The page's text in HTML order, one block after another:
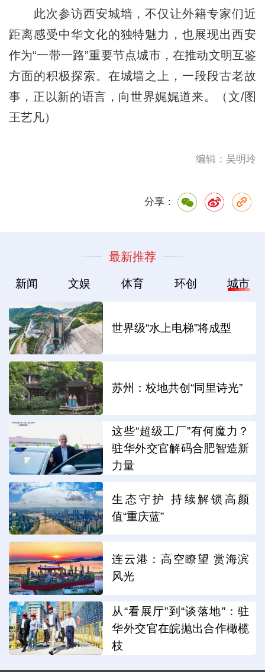
此次参访西安城墙，不仅让外籍专家们近
距离感受中华文化的独特魅力，也展现出西安
作为“一带一路”重要节点城市，在推动文明互鉴
方面的积极探索。在城墙之上，一段段古老故
事，正以新的语言，向世界娓娓道来。（文/图
王艺凡）
编辑：吴明玲
分享：
最新推荐
新闻 文娱 体育 环创 城市
世界级“水上电梯”将成型
苏州：校地共创“同里诗光”
这些“超级工厂”有何魔力？
驻华外交官解码合肥智造新
力量
生态守护 持续解锁高颜
值“重庆蓝”
连云港：高空瞭望 赏海滨
风光
从“看展厅”到“谈落地”：驻
华外交官在皖抛出合作橄榄
枝